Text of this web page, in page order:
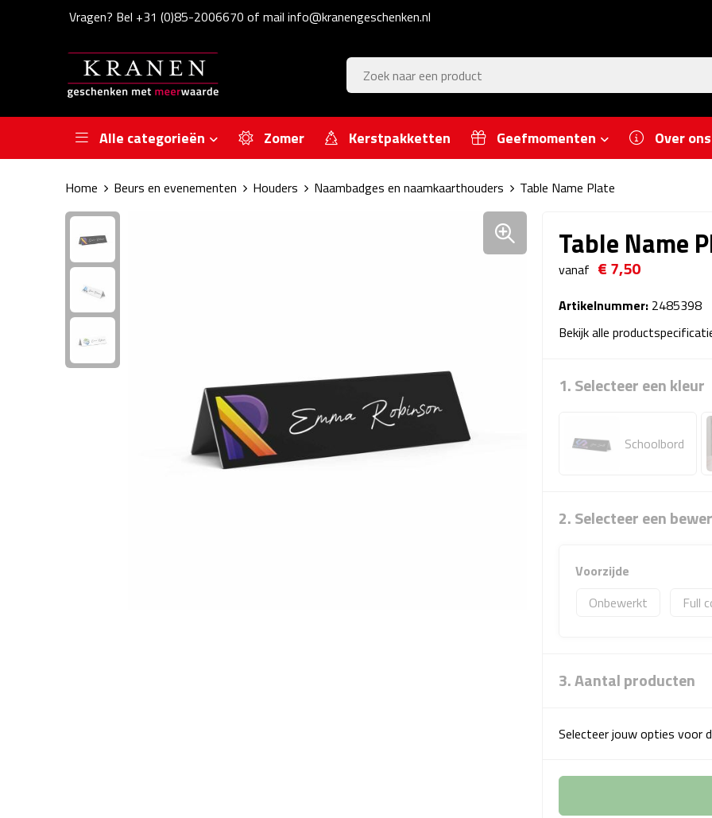
Vragen? Bel +31 (0)85-2006670 of mail info@kranengeschenken.nl
Alle categorieën Zomer Kerstpakketten Geefmomenten Over ons
Home Beurs en evenementen Houders Naambadges en naamkaarthouders Table Name Plate
Table Name
vanaf € 7,50
Artikelnummer: 2485398
Bekijk alle
1. Selecteer een kleur
Schoolbord
2. Selecteer een
Voorzijde
Onbewerkt
Full
3. Aantal producten
Selecteer jouw opties voor